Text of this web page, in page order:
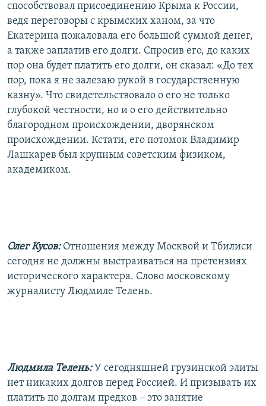
способствовал присоединению Крыма к России,
ведя переговоры с крымских ханом, за что
Екатерина пожаловала его большой суммой денег,
а также заплатив его долги. Спросив его, до каких
пор она будет платить его долги, он сказал: «До тех
пор, пока я не залезаю рукой в государственную
казну». Что свидетельствовало о его не только
глубокой честности, но и о его действительно
благородном происхождении, дворянском
происхождении. Кстати, его потомок Владимир
Лашкарев был крупным советским физиком,
академиком.
Олег Кусов: Отношения между Москвой и Тбилиси
сегодня не должны выстраиваться на претензиях
исторического характера. Слово московскому
журналисту Людмиле Телень.
Людмила Телень:У сегодняшней грузинской элиты
нет никаких долгов перед Россией. И призывать их
платить по долгам предков – это занятие